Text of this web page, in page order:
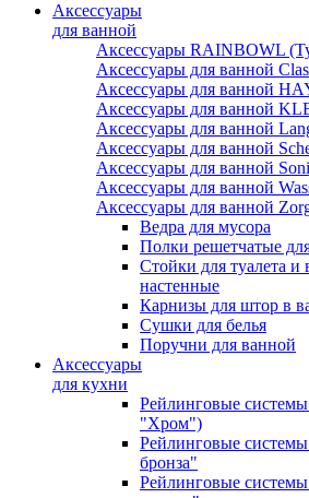
Аксессуары
для ванной
Аксессуары RAINBOWL
Аксессуары для ванной
Аксессуары для ванной
Аксессуары для ванной
Аксессуары для ванной
Аксессуары для ванной
Аксессуары для ванной
Аксессуары для ванной
Аксессуары для ванной
Ведра для мусора
Полки решетчатые
Стойки для туалета
настенные
Карнизы для штор в
Сушки для белья
Поручни для ванной
Аксессуары
для кухни
Рейлинговые
"Хром")
Рейлинговые
бронза"
Рейлинговые